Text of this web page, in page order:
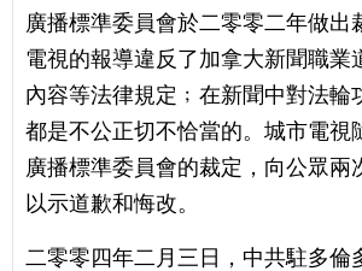
廣播標準委員會於二零零二年做出
電視的報導違反了加拿大新聞職業
內容等法律規定﹔在新聞中對法輪
都是不公正切不恰當的。城市電視
廣播標準委員會的裁定，向公眾兩
以示道歉和悔改。
二零零四年二月三日，中共駐多倫